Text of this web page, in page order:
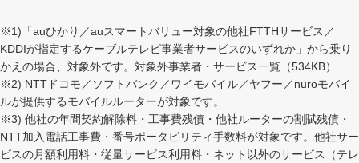
※1)「auひかり／auスマートバリュー対象の他社FTTHサービス／
KDDIが指定するケーブルテレビ事業者サービスのいずれか」から乗り
かえの場合、対象外です。対象外事業者・サービス一覧（534KB）
※2) NTTドコモ／ソフトバンク／ワイモバイル／ヤフー／nuroモバイ
ルが提供するモバイルルーターが対象です。
※3) 他社の年間契約解除料・工事費残債・他社ルーターの割賦残債・
NTT加入電話工事費・番号ポータビリティ手数料が対象です。他社サー
ビスの月額利用料・従量サービス利用料・ネット以外のサービス（テレ